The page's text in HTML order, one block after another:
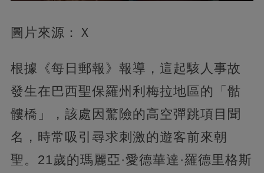
圖片來源：Ｘ
根據《每日郵報》報導，這起駭人事故
發生在巴西聖保羅州利梅拉地區的「骷
髏橋」，該處因驚險的高空彈跳項目聞
名，時常吸引尋求刺激的遊客前來朝
聖。21歲的瑪麗亞·愛德華達·羅德里格斯